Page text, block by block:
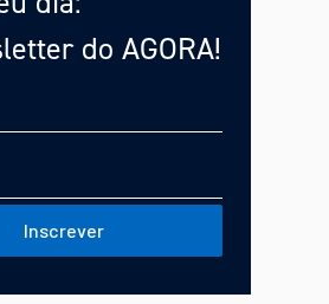
do AGORA!
Inscrever